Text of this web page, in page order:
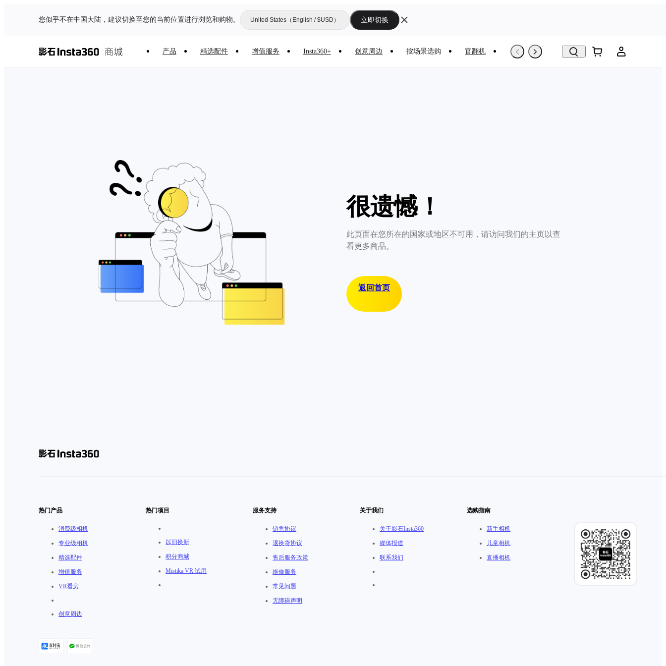
您似乎不在中国大陆，建议切换至您的当前位置进行浏览和购物。 United States（English / $USD） 立即切换
产品 精选配件 增值服务 Insta360+ 创意周边 按场景选购 官翻机 以旧换新 VR看房
很遗憾！
此页面在您所在的国家或地区不可用，请访问我们的主页以查
看更多商品。
返回首页
热门产品
消费级相机
专业级相机
精选配件
增值服务
VR看房
创意周边
热门项目
以旧换新
积分商城
Mistika VR 试用
服务支持
销售协议
退换货协议
售后服务政策
维修服务
常见问题
无障碍声明
关于我们
关于影石Insta360
媒体报道
联系我们
选购指南
新手相机
儿童相机
直播相机